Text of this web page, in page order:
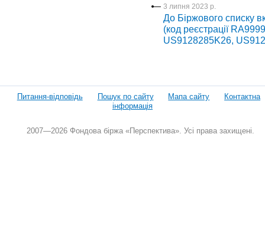
3 липня 2023 р.
До Біржового списку
(код реєстрації
US9128285K26,
Питання-відповідь Пошук по сайту Мапа сайту
Контактна
інформація
2007—2026 Фондова біржа «Перспектива». Усі права захищені.